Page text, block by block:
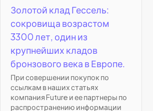
Золотой клад Гессель:
сокровища возрастом
3300 лет, один из
крупнейших кладов
бронзового века в Европе.
При совершении покупок по
ссылкам в наших статьях
компания Future и ее партнеры по
распространению информации